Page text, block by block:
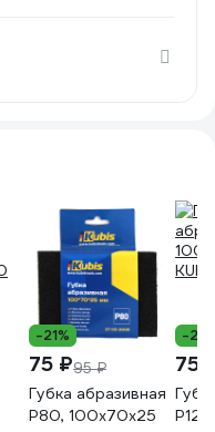
-21%
75 ₽95 ₽
Губка абразивная
Р80, 100х70х25
-21%
75